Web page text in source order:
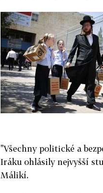
"Všechny politické a
Iráku ohlásily nejvyšší
Málikí.